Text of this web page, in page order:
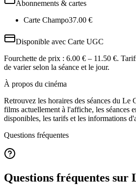
Abonnements & cartes
Carte Champo37.00 €
Disponible avec Carte UGC
Fourchette de prix : 6.00 € – 11.50 €.
de varier selon la séance et le jour.
À propos du cinéma
Retrouvez les horaires des séances du Le
films actuellement à l'affiche, les séances
disponibles, les tarifs et les informations
Questions fréquentes
Questions fréquentes sur